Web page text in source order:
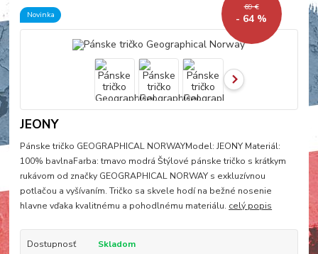
Novinka
69 €
- 64 %
JEONY
Pánske tričko GEOGRAPHICAL NORWAYModel: JEONY Materiál:
100% bavlnaFarba: tmavo modrá Štýlové pánske tričko s krátkym
rukávom od značky GEOGRAPHICAL NORWAY s exkluzívnou
potlačou a vyšívaním. Tričko sa skvele hodí na bežné nosenie
hlavne vďaka kvalitnému a pohodlnému materiálu. celý popis
Dostupnosť
Skladom